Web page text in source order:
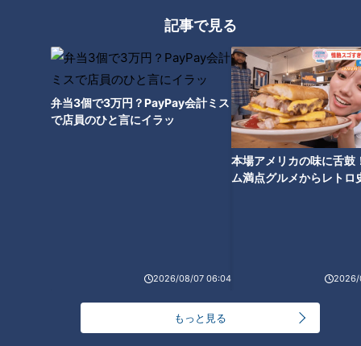
記事で見る
弁当3個で3万円？PayPay会計ミス
で店員のひと言にイラッ
2026/08/07 06:04
本場アメリカの味に舌鼓
ム満点グルメからレトロ
2026/
もっと見る
一方のあんちゃんは…。